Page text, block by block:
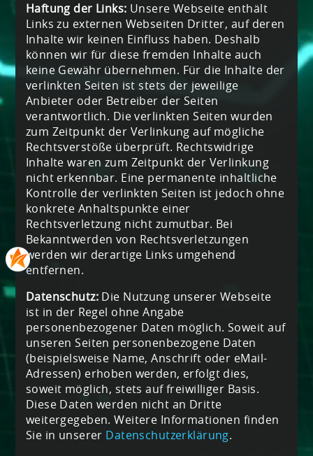
Haftung der Links: Unsere Webseite enthält
Links zu externen Webseiten Dritter, auf deren
Inhalte wir keinen Einfluss haben. Deshalb
können wir für diese fremden Inhalte auch
keine Gewähr übernehmen. Für die Inhalte der
verlinkten Seiten ist stets der jeweilige
Anbieter oder Betreiber der Seiten
verantwortlich. Die verlinkten Seiten wurden
zum Zeitpunkt der Verlinkung auf mögliche
Rechtsverstöße überprüft. Rechtswidrige
Inhalte waren zum Zeitpunkt der Verlinkung
nicht erkennbar. Eine permanente inhaltliche
Kontrolle der verlinkten Seiten ist jedoch ohne
konkrete Anhaltspunkte einer
Rechtsverletzung nicht zumutbar. Bei
Bekanntwerden von Rechtsverletzungen
werden wir derartige Links umgehend
entfernen.
Datenschutz:Die Nutzung unserer Webseite
ist in der Regel ohne Angabe
personenbezogener Daten möglich. Soweit auf
unseren Seiten personenbezogene Daten
(beispielsweise Name, Anschrift oder eMail-
Adressen) erhoben werden, erfolgt dies,
soweit möglich, stets auf freiwilliger Basis.
Diese Daten werden nicht an Dritte
weitergegeben. Weitere Informationen finden
Sie in unserer Datenschutzerklärung.